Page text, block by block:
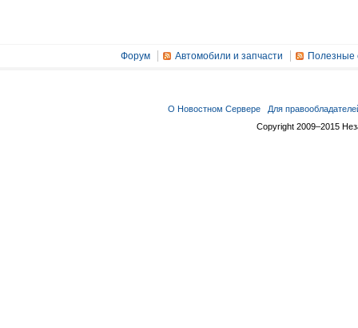
Форум Автомобили и запчасти Полезные
О Новостном Сервере
Для
Copyright 2009–2015